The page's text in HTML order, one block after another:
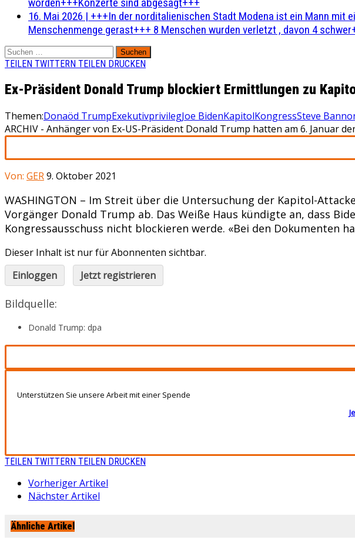
16. Mai 2026 | +++In der norditalienischen Stadt Modena ist ein Mann mit
Menschenmenge gerast+++ 8 Menschen wurden verletzt , davon 4
Suchen
nach:
TEILEN TWITTERN TEILEN DRUCKEN
Ex-Präsident Donald Trump blockiert Ermittlungen zu
Themen:Donaöd TrumpExekutivprivilegJoe BidenKapitolKongressSteve
ARCHIV - Anhänger von Ex-US-Präsident Donald Trump hatten am 6. Januar
Von: GER9. Oktober 2021
WASHINGTON – Im Streit über die Untersuchung der Kapitol-
Vorgänger Donald Trump ab. Das Weiße Haus kündigte an, dass
Kongressausschuss nicht blockieren werde. «Bei den Dokumenten
Dieser Inhalt ist nur für Abonnenten sichtbar.
Einloggen
Jetzt registrieren
Bildquelle:
Donald Trump: dpa
Unterstützen Sie unsere Arbeit mit einer Spende
TEILEN TWITTERN TEILEN DRUCKEN
Vorheriger Artikel
Nächster Artikel
Ähnliche Artikel